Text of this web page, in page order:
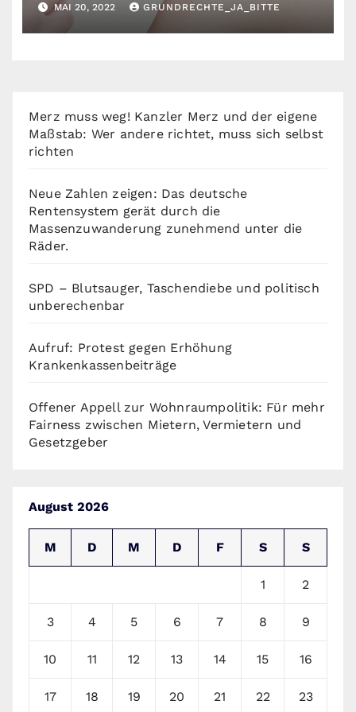
MAI 20, 2022 GRUNDRECHTE_JA_BITTE
Merz muss weg! Kanzler Merz und der eigene
Maßstab: Wer andere richtet, muss sich selbst
richten
Neue Zahlen zeigen: Das deutsche
Rentensystem gerät durch die
Massenzuwanderung zunehmend unter die
Räder.
SPD – Blutsauger, Taschendiebe und politisch
unberechenbar
Aufruf: Protest gegen Erhöhung
Krankenkassenbeiträge
Offener Appell zur Wohnraumpolitik: Für mehr
Fairness zwischen Mietern, Vermietern und
Gesetzgeber
August 2026
M D M D F S S
1 2
3 4 5 6 7 8 9
10 11 12 13 14 15 16
17 18 19 20 21 22 23